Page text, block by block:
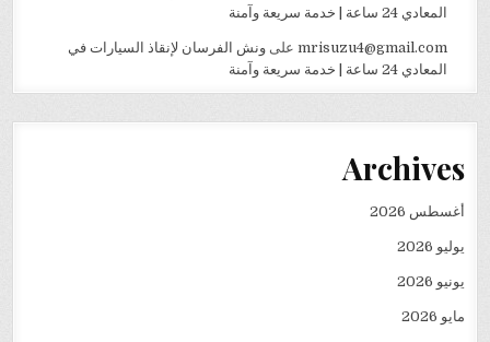
المعادي 24 ساعة | خدمة سريعة وآمنة
mrisuzu4@gmail.comعلى ونش الفرسان لإنقاذ السيارات في
المعادي 24 ساعة | خدمة سريعة وآمنة
Archives
أغسطس 2026
يوليو 2026
يونيو 2026
مايو 2026